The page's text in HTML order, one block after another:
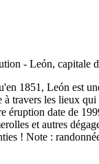
1851, León est
travers les lieux
date de
et autres
! Note :